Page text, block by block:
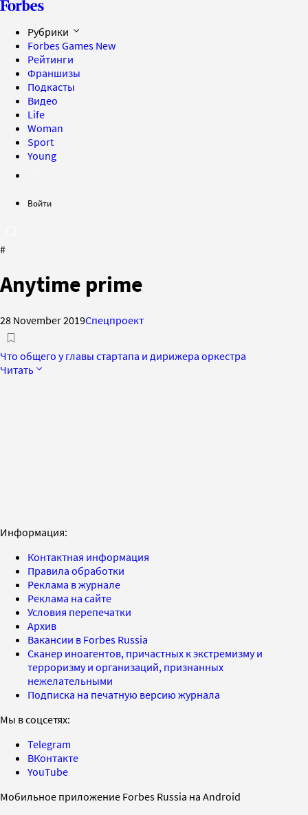
Рубрики
Forbes Games New
Рейтинги
Франшизы
Подкасты
Видео
Life
Woman
Sport
Young
Войти
#
Anytime prime
28 November 2019Спецпроект
Что общего у главы стартапа и дирижера оркестра
Читать
Информация:
Контактная информация
Правила обработки
Реклама в журнале
Реклама на сайте
Условия перепечатки
Архив
Вакансии в Forbes Russia
Сканер иноагентов, причастных к экстремизму и
терроризму и организаций, признанных
нежелательными
Подписка на печатную версию журнала
Мы в соцсетях:
Telegram
ВКонтакте
YouTube
Мобильное приложение Forbes Russia на Android